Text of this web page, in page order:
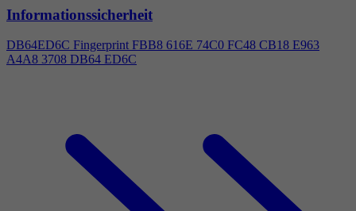
Informationssicherheit
DB64ED6C Fingerprint FBB8 616E 74C0 FC48 CB18 E963
A4A8 3708 DB64 ED6C